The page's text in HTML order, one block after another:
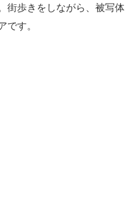
街歩きをしながら、被写体
す。